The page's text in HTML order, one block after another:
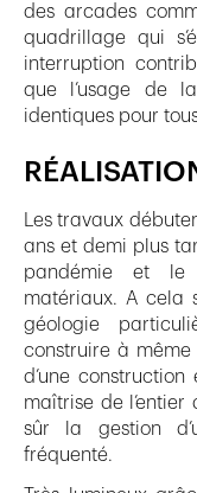
des arcades
quadrillage qui
interruption
que l’usage de
identiques pour
Les travaux
ans et demi plus
pandémie et le
matériaux. A cela
géologie
construire à
d’une
maîtrise de
sûr la gestion
fréquenté.